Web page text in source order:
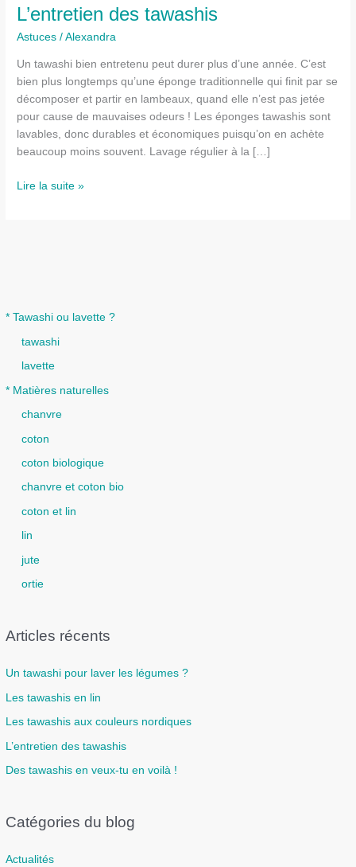
* Tawashi ou lavette ?
tawashi
lavette
* Matières naturelles
chanvre
coton
coton biologique
chanvre et coton bio
coton et lin
lin
jute
ortie
Articles récents
Un tawashi pour laver les légumes ?
Les tawashis en lin
Les tawashis aux couleurs nordiques
L’entretien des tawashis
Des tawashis en veux-tu en voilà !
Catégories du blog
Actualités
L’entretien des tawashis
Astuces /Alexandra
Un tawashi bien entretenu peut durer plus d’une année. C’est
bien plus longtemps qu’une éponge traditionnelle qui finit par se
décomposer et partir en lambeaux, quand elle n’est pas jetée
pour cause de mauvaises odeurs ! Les éponges tawashis sont
lavables, donc durables et économiques puisqu’on en achète
beaucoup moins souvent. Lavage régulier à la […]
L’entretien
Lire la suite »